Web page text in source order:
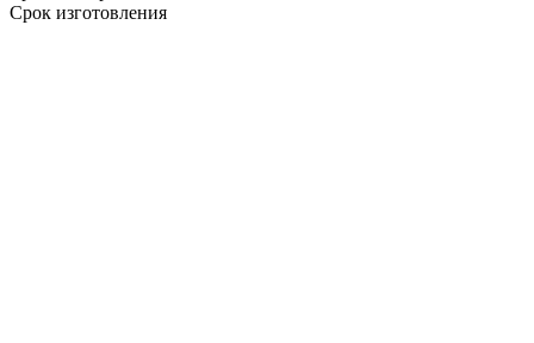
Срок изготовления